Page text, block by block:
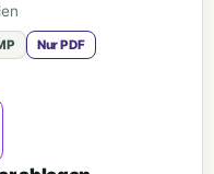
Nur PDF